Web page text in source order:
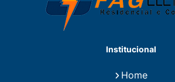
Empresa de Instalações Elétricas
Empresa de Manutenção Eletrica
Empresa de Prestação de Serviços
Fiação para Instalação Eletrica
Instalação de Energia Solar Residencial
Institucional
Home